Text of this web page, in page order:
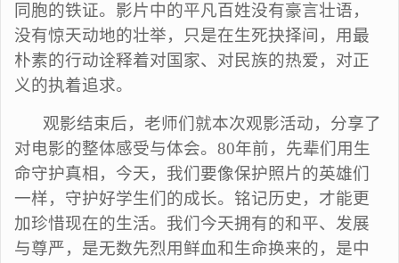
同胞的铁证。影片中的平凡百姓没有豪言壮语，
没有惊天动地的壮举，只是在生死抉择间，用最
朴素的行动诠释着对国家、对民族的热爱，对正
义的执着追求。
观影结束后，老师们就本次观影活动，分享了
对电影的整体感受与体会。 80年前，先辈们用生
命守护真相，今天，我们要像保护照片的英雄们
一样，守护好学生们的成长。铭记历史，才能更
加珍惜现在的生活。我们今天拥有的和平、发展
与尊严，是无数先烈用鲜血和生命换来的，是中